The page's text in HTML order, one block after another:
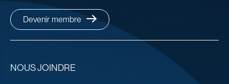
NOUS JOINDRE
Devenir membre